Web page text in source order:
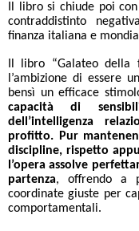
Il libro si chiude poi con
contraddistinto
finanza italiana e
Il libro “Galateo
l’ambizione di essere
bensì un efficace
capacità di
dell’intelligenza
profitto.
Pur
discipline, rispetto
l’opera assolve
partenza, offrendo a
coordinate giuste per
comportamentali.